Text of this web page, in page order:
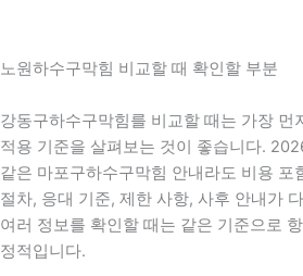
노원하수구막힘 비교할 때 확인할 부분
강동구하수구막힘를 비교할 때는 가장 먼
적용 기준을 살펴보는 것이 좋습니다.
같은 마포구하수구막힘 안내라도 비용 포
절차, 응대 기준, 제한 사항, 사후 안내가
여러 정보를 확인할 때는 같은 기준으로
정적입니다.